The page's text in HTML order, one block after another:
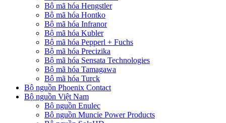
Bộ mã hóa Hengstler
Bộ mã hóa Hontko
Bộ mã hóa Infranor
Bộ mã hóa Kubler
Bộ mã hóa Pepperl + Fuchs
Bộ mã hóa Precizika
Bộ mã hóa Sensata Technologies
Bộ mã hóa Tamagawa
Bộ mã hóa Turck
Bộ nguồn Phoenix Contact
Bộ nguồn Việt Nam
Bộ nguồn Enulec
Bộ nguồn Muncie Power Products